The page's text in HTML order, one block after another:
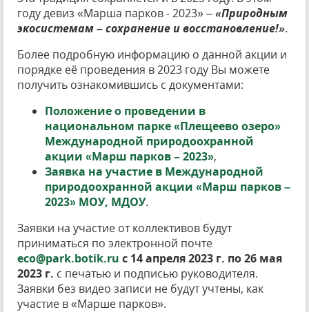
году девиз «Марша парков - 2023» –«Природным
экосистемам – сохранение и восстановление!».
Более подробную информацию о данной акции и
порядке её проведения в 2023 году Вы можете
получить ознакомившись с документами:
Положение о проведении в
национальном парке «Плещеево озеро»
Международной природоохранной
акции «Марш парков – 2023»,
Заявка на участие в Международной
природоохранной акции «Марш парков –
2023» МОУ, МДОУ.
Заявки на участие от коллективов будут
приниматься по электронной почте
eco@park.botik.ru c 14 апреля 2023 г. по 26 мая
2023 г. с печатью и подписью руководителя.
Заявки без видео записи не будут учтены, как
участие в «Марше парков».